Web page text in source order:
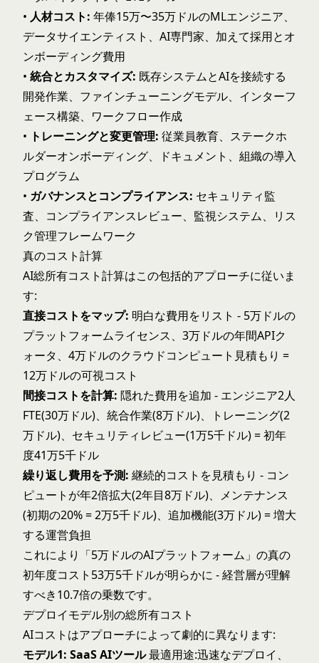
• 人材コスト: 年俸15万〜35万ドルのMLエンジニア、
データサイエンティスト、AI専門家、加えて採用とオ
ンボーディング費用
• 統合とカスタマイズ: 既存システムとAIを接続する
開発作業、 ファインチューニングモデル、インターフ
ェース構築、ワークフロー作成
• トレーニングと変更管理: 従業員教育、ステークホ
ルダーオンボーディング、ドキュメント、組織の導入
プログラム
• ガバナンスとコンプライアンス: セキュリティ監
査、コンプライアンスレビュー、監視システム、リス
ク管理フレームワーク
真のコスト計算
AI総所有コスト計算はこの包括的アプローチに従いま
す:
直接コストをマップ: 明白な費用をリスト - 5万ドルの
プラットフォームライセンス、3万ドルの年間APIク
ォータ、4万ドルのクラウドコンピュート見積もり =
12万ドルの可視コスト
間接コストを計算: 隠れた費用を追加 - エンジニア2人
FTE(30万ドル)、統合作業(8万ドル)、トレーニング(2
万ドル)、セキュリティレビュー(1万5千ドル) = 初年
度41万5千ドル
繰り返し費用を予測: 継続的コストを見積もり - コン
ピュートが年2倍拡大(2年目8万ドル)、メンテナンス
(初期の20% = 2万5千ドル)、追加機能(3万ドル) = 増大
する運営負担
これにより「5万ドルのAIプラットフォーム」の真の
初年度コスト53万5千ドルが明らかに - 経営層が理解
すべき10.7倍の乗数です。
デプロイモデル別の総所有コスト
AIコストはアプローチによって劇的に異なります:
モデル1: SaaS AIツール最適用途:迅速なデプロイ、